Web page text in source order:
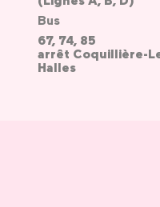
Bus
67, 74, 85
arrêt Coquillière-
Halles